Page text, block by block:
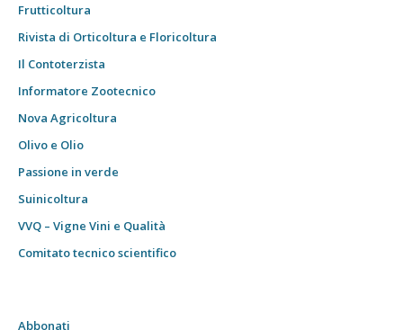
Frutticoltura
Rivista di Orticoltura e Floricoltura
Il Contoterzista
Informatore Zootecnico
Nova Agricoltura
Olivo e Olio
Passione in verde
Suinicoltura
VVQ – Vigne Vini e Qualità
Comitato tecnico scientifico
Abbonati